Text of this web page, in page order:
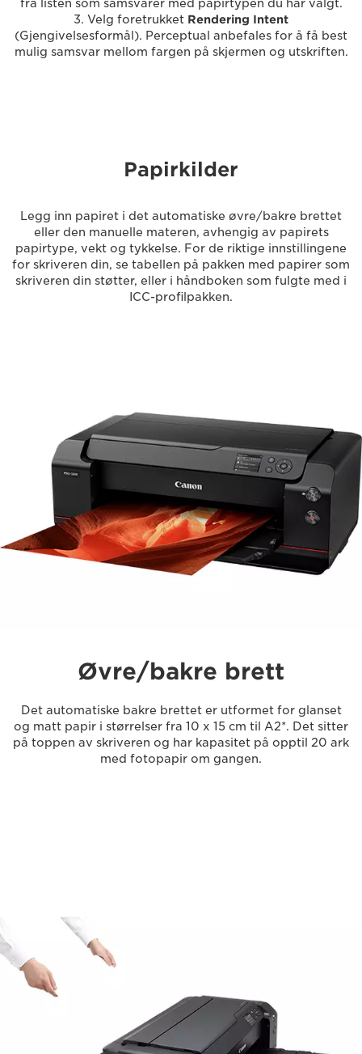
fra listen som samsvarer med papirtypen du har valgt.
3. Velg foretrukket Rendering Intent
(Gjengivelsesformål). Perceptual anbefales for å få best
mulig samsvar mellom fargen på skjermen og utskriften.
Papirkilder
Legg inn papiret i det automatiske øvre/bakre brettet
eller den manuelle materen, avhengig av papirets
papirtype, vekt og tykkelse. For de riktige innstillingene
for skriveren din, se tabellen på pakken med papirer som
skriveren din støtter, eller i håndboken som fulgte med i
ICC-profilpakken.
Øvre/bakre brett
Det automatiske bakre brettet er utformet for glanset
og matt papir i størrelser fra 10 x 15 cm til A2*. Det sitter
på toppen av skriveren og har kapasitet på opptil 20 ark
med fotopapir om gangen.